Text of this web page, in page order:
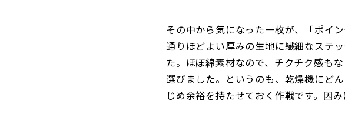
その中から気になった一枚が、「ポイ
通りほどよい厚みの生地に繊細なステ
た。ほぼ綿素材なので、チクチク感も
選びました。というのも、乾燥機にど
じめ余裕を持たせておく作戦です。因